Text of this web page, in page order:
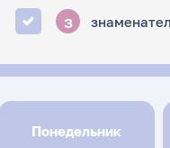
з
Понедельник